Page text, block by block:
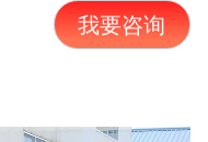
我要咨询